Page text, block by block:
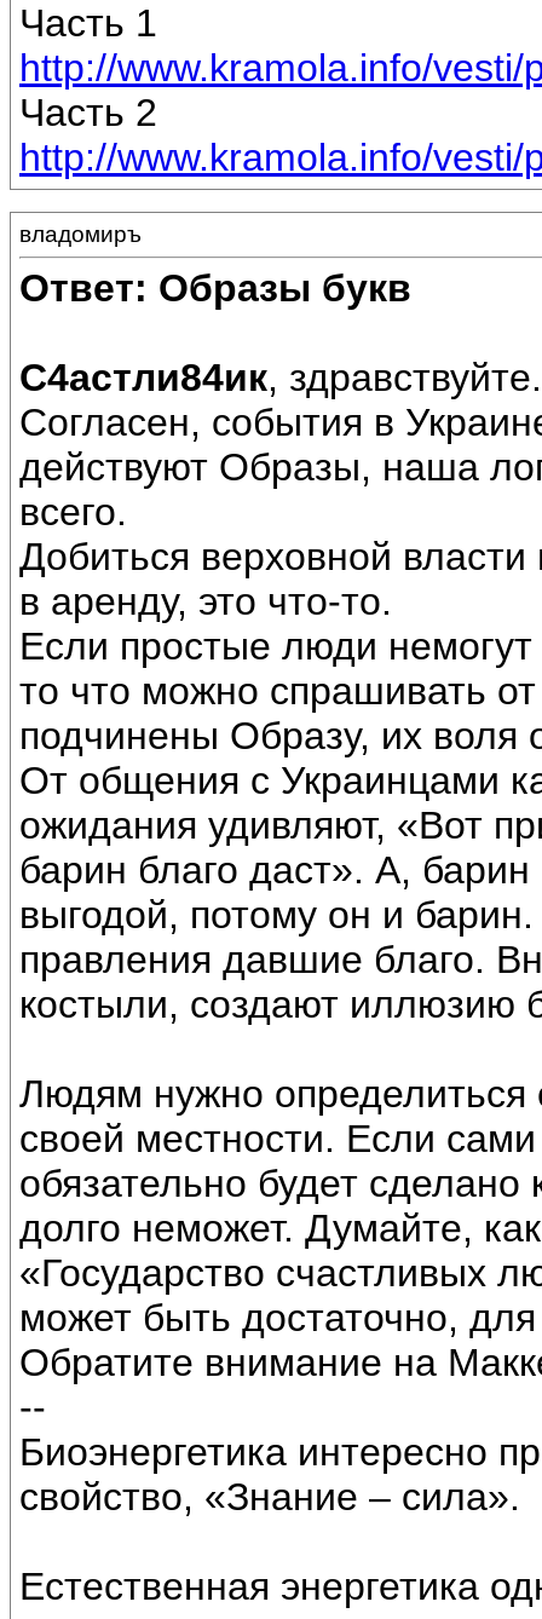
Часть 1
http://www.kramola.info/vesti/
Часть 2
http://www.kramola.info/vesti/
владомиръ
Ответ: Образы букв
С4астли84ик, здравствуйте.
Согласен, события в
действуют Образы, наша
всего.
Добиться верховной
в аренду, это что-то.
Если простые люди немогут
то что можно спрашивать
подчинены Образу, их воля
От общения с Украинцами
ожидания удивляют, «Вот
барин благо даст». А, барин
выгодой, потому он и
правления давшие благо.
костыли, создают иллюзию
Людям нужно
своей местности. Если
обязательно будет
долго неможет. Думайте,
«Государство счастливых
может быть достаточно,
Обратите внимание на
--
Биоэнергетика интересно
свойство, «Знание – сила».
Естественная энергетика